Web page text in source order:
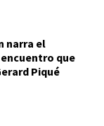
narra el
que
Piqué